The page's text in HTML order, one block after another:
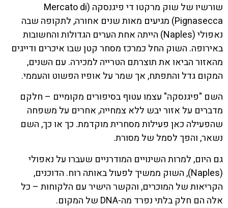
שורשיו של שוק מרקטו די פיגנסקה (Mercato di
Pignasecca) מגיעים מאות שנים אחורה, לתקופה שבה
נאפולי (Naples) הייתה אחת הערים הגדולות והחשובות
באירופה. השוק החל כמרכז מסחר קטן שבו איכרים ודייגים
מהאזור הביאו את תוצרתם הטרייה למכירה. עם השנים,
המקום גדל והתפתח, אך שמר על אופיו הפשוט והעממי.
השם "פיגנסקה" עצמו עטוף בסיפורים מקומיים – חלקם
מדברים על אזור יבש ללא צמחייה, אחרים על משפחה
שהפעילה כאן פעילות מסחרית מוקדמת. כך או כך, השם
נשאר, והפך לסמל של מסורת.
גם היום, למרות השינויים המודרניים שעברו על נאפולי
(Naples), השוק ממשיך לפעול באותה רוח. הדוכנים,
הקריאות של המוכרים, והקשר הישיר עם הלקוחות – כל
אלה הם חלק בלתי נפרד מה-DNA של המקום.